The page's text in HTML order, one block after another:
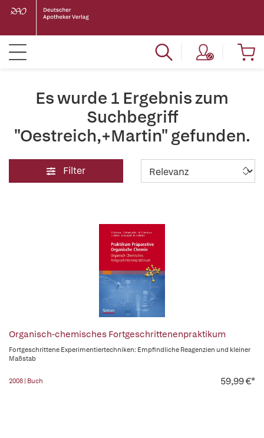
Es wurde 1 Ergebnis zum
Suchbegriff
"Oestreich,+Martin" gefunden.
Filter
Organisch-chemisches Fortgeschrittenenpraktikum
Fortgeschrittene Experimentiertechniken: Empfindliche Reagenzien und kleiner
Maßstab
2008 | Buch 59,99 €*